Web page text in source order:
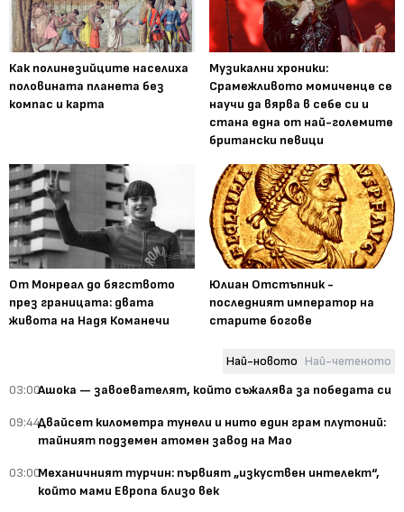
Как полинезийците населиха
половината планета без
компас и карта
Музикални хроники:
Срамежливото момиченце се
научи да вярва в себе си и
стана една от най-големите
британски певици
От Монреал до бягството
през границата: двата
живота на Надя Команечи
Юлиан Отстъпник -
последният император на
старите богове
Най-новото Най-четеното
03:00Ашока — завоевателят, който съжалява за победата си
09:44Двайсет километра тунели и нито един грам плутоний:
тайният подземен атомен завод на Мао
03:00Механичният турчин: първият „изкуствен интелект“,
който мами Европа близо век